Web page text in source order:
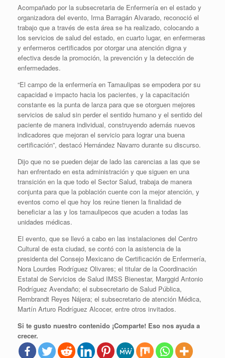
Acompañado por la subsecretaria de Enfermería en el estado y
organizadora del evento, Irma Barragán Alvarado, reconoció el
trabajo que a través de esta área se ha realizado, colocando a
los servicios de salud del estado, en cuarto lugar, en enfermeras
y enfermeros certificados por otorgar una atención digna y
efectiva desde la promoción, la prevención y la detección de
enfermedades.
“El campo de la enfermería en Tamaulipas se empodera por su
capacidad e impacto hacia los pacientes, y la capacitación
constante es la punta de lanza para que se otorguen mejores
servicios de salud sin perder el sentido humano y el sentido del
paciente de manera individual, construyendo además nuevos
indicadores que mejoran el servicio para lograr una buena
certificación”, destacó Hernández Navarro durante su discurso.
Dijo que no se pueden dejar de lado las carencias a las que se
han enfrentado en esta administración y que siguen en una
transición en la que todo el Sector Salud, trabaja de manera
conjunta para que la población cuente con la mejor atención, y
eventos como el que hoy los reúne tienen la finalidad de
beneficiar a las y los tamaulipecos que acuden a todas las
unidades médicas.
El evento, que se llevó a cabo en las instalaciones del Centro
Cultural de esta ciudad, se contó con la asistencia de la
presidenta del Consejo Mexicano de Certificación de Enfermería,
Nora Lourdes Rodríguez Olivares; el titular de la Coordinación
Estatal de Servicios de Salud IMSS Bienestar, Marggid Antonio
Rodríguez Avendaño; el subsecretario de Salud Pública,
Rembrandt Reyes Nájera; el subsecretario de atención Médica,
Martín Arturo Rodríguez Alcocer, entre otros invitados.
Si te gusto nuestro contenido ¡Comparte! Eso nos ayuda a
crecer.